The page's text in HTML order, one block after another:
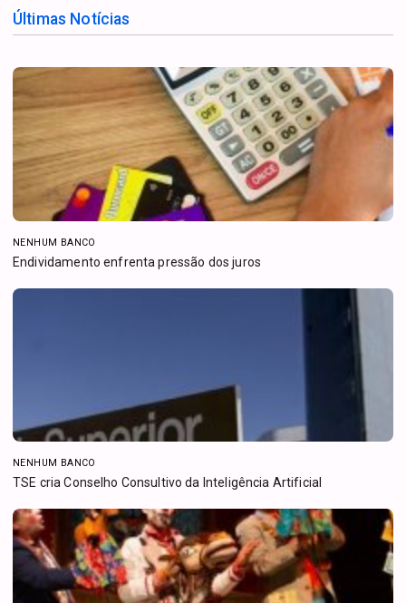
Últimas Notícias
NENHUM BANCO
Endividamento enfrenta pressão dos juros
NENHUM BANCO
TSE cria Conselho Consultivo da Inteligência Artificial